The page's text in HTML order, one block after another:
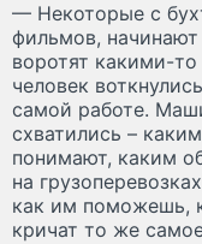
— Некоторые с
фильмов,
воротят какими-
человек
самой работе.
схватились –
понимают, каким
на
как им поможешь,
кричат то же